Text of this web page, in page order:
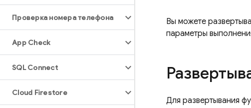
Проверка номера телефона
App Check
SQL Connect
Cloud Firestore
Вы можете
параметры
Для развертывания